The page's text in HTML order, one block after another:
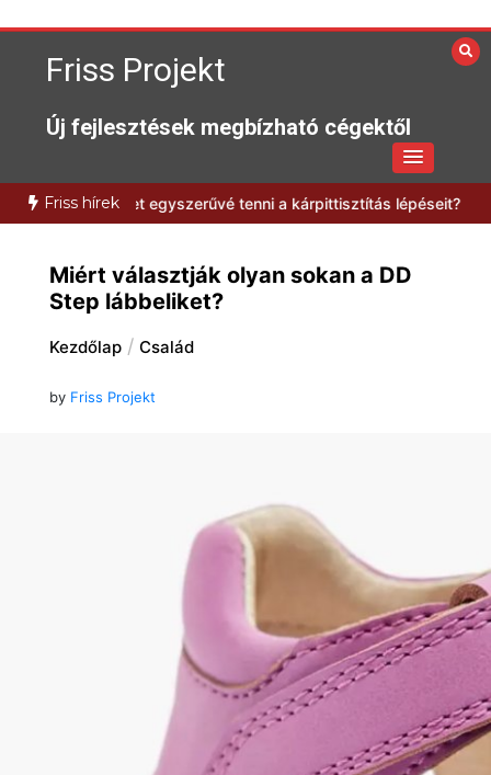
to
contentFriss Projekt
Új fejlesztések megbízható cégektől
Friss hírek
lehet egyszerűvé tenni a kárpittisztítás lépéseit? Milyen
Miért választják olyan sokan a DD
Step lábbeliket?
Kezdőlap Család
by Friss Projekt